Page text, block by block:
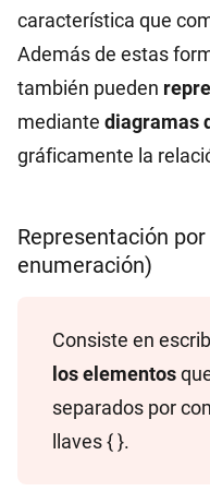
característica que
Además de estas
también pueden
mediante diagramas
gráficamente la
Representación
enumeración)
Consiste en
los elementos
separados por
llaves { }.